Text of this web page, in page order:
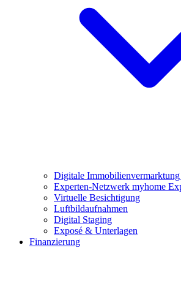
Digitale Immobilienvermarktung
Experten-Netzwerk myhome
Virtuelle Besichtigung
Luftbildaufnahmen
Digital Staging
Exposé & Unterlagen
Finanzierung